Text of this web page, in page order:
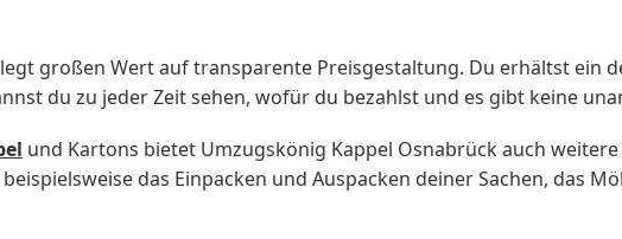
großen Wert auf transparente Preisgestaltung. Du erhältst ein
du zu jeder Zeit sehen, wofür du bezahlst und es gibt keine
und Kartons bietet Umzugskönig Kappel Osnabrück auch
das Einpacken und Auspacken deiner Sachen, das